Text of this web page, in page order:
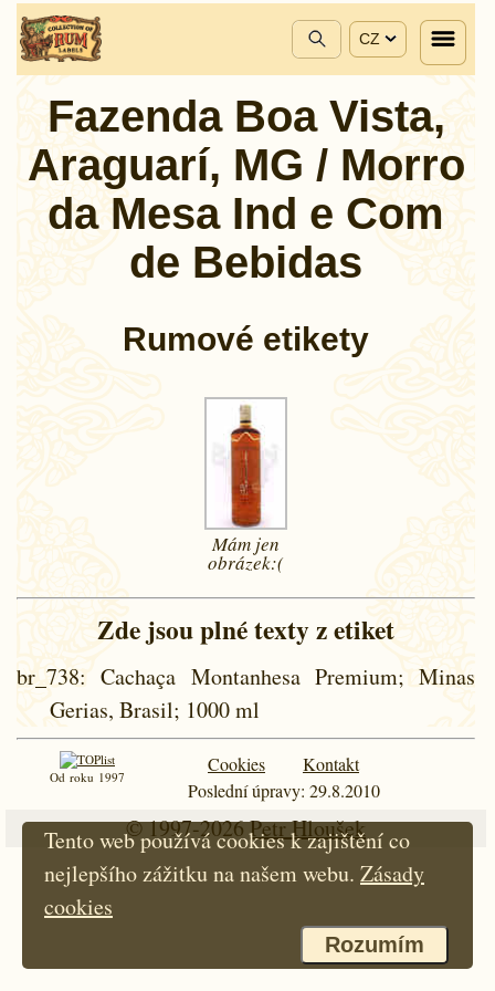
CZ
Fazenda Boa Vista,
Araguarí, MG / Morro
da Mesa Ind e Com
de Bebidas
Rumové etikety
Mám jen
obrázek:(
Zde jsou plné texty z etiket
br_738: Cachaça Montanhesa Premium; Minas
Gerias, Brasil; 1000 ml
Od roku 1997
Cookies
Kontakt
Poslední úpravy: 29.8.2010
© 1997-2026Petr Hloušek
Tento web používá cookies k zajištění co
nejlepšího zážitku na našem webu. Zásady
cookies
Rozumím